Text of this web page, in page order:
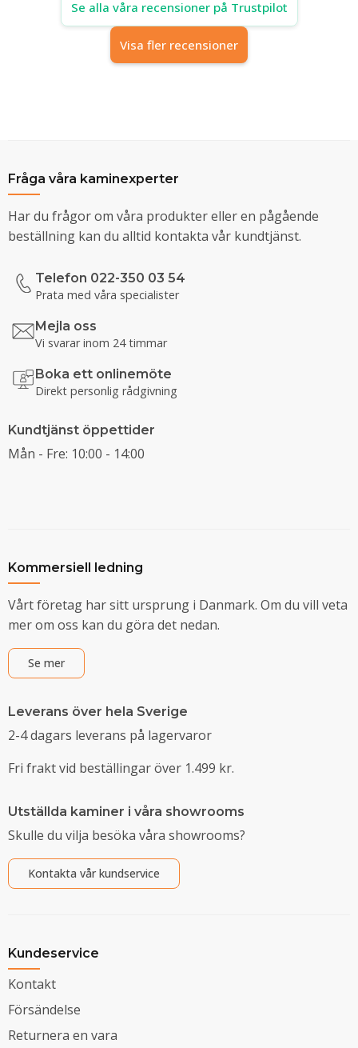
Se alla våra recensioner på Trustpilot
Visa fler recensioner
Fråga våra kaminexperter
Har du frågor om våra produkter eller en pågående
beställning kan du alltid kontakta vår kundtjänst.
Telefon 022-350 03 54
Prata med våra specialister
Mejla oss
Vi svarar inom 24 timmar
Boka ett onlinemöte
Direkt personlig rådgivning
Kundtjänst öppettider
Mån - Fre: 10:00 - 14:00
Kommersiell ledning
Vårt företag har sitt ursprung i Danmark. Om du vill veta
mer om oss kan du göra det nedan.
Se mer
Leverans över hela Sverige
2-4 dagars leverans på lagervaror
Fri frakt vid beställingar över 1.499 kr.
Utställda kaminer i våra showrooms
Skulle du vilja besöka våra showrooms?
Kontakta vår kundservice
Kundeservice
Kontakt
Försändelse
Returnera en vara